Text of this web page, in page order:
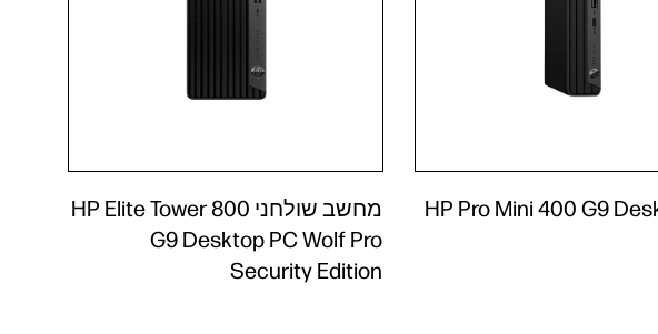
מחשב שולחני HP Elite Tower 800
G9 Desktop PC Wolf Pro
Security Edition
HP Pro Mini 400 G9